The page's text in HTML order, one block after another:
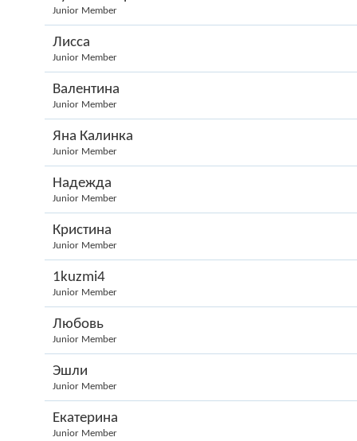
Junior Member
Лисса
Junior Member
Валентина
Junior Member
Яна Калинка
Junior Member
Надежда
Junior Member
Кристина
Junior Member
1kuzmi4
Junior Member
Любовь
Junior Member
Эшли
Junior Member
Екатерина
Junior Member